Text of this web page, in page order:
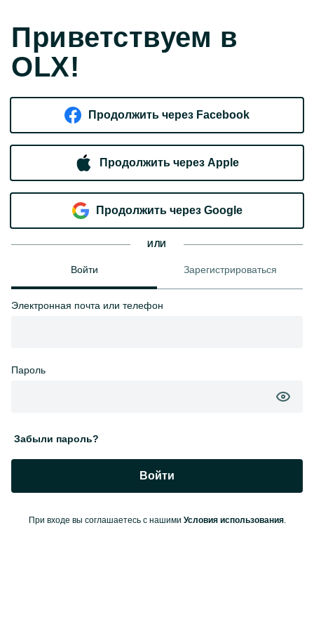
Приветствуем в
OLX!
Продолжить через Facebook
Продолжить через Apple
Продолжить через Google
ИЛИ
Войти Зарегистрироваться
Электронная почта или телефон
Пароль
Забыли пароль?
Войти
При входе вы соглашаетесь с нашими Условия использования.